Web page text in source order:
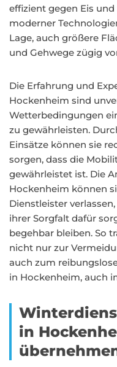
effizient gegen Eis
moderner
Lage, auch größere
und Gehwege zügig
Die Erfahrung und
Hockenheim sind
Wetterbedingungen
zu gewährleisten.
Einsätze können sie
sorgen, dass die
gewährleistet ist. Die
Hockenheim können
Dienstleister
ihrer Sorgfalt dafür
begehbar bleiben. So
nicht nur zur
auch zum
in Hockenheim, auch
in